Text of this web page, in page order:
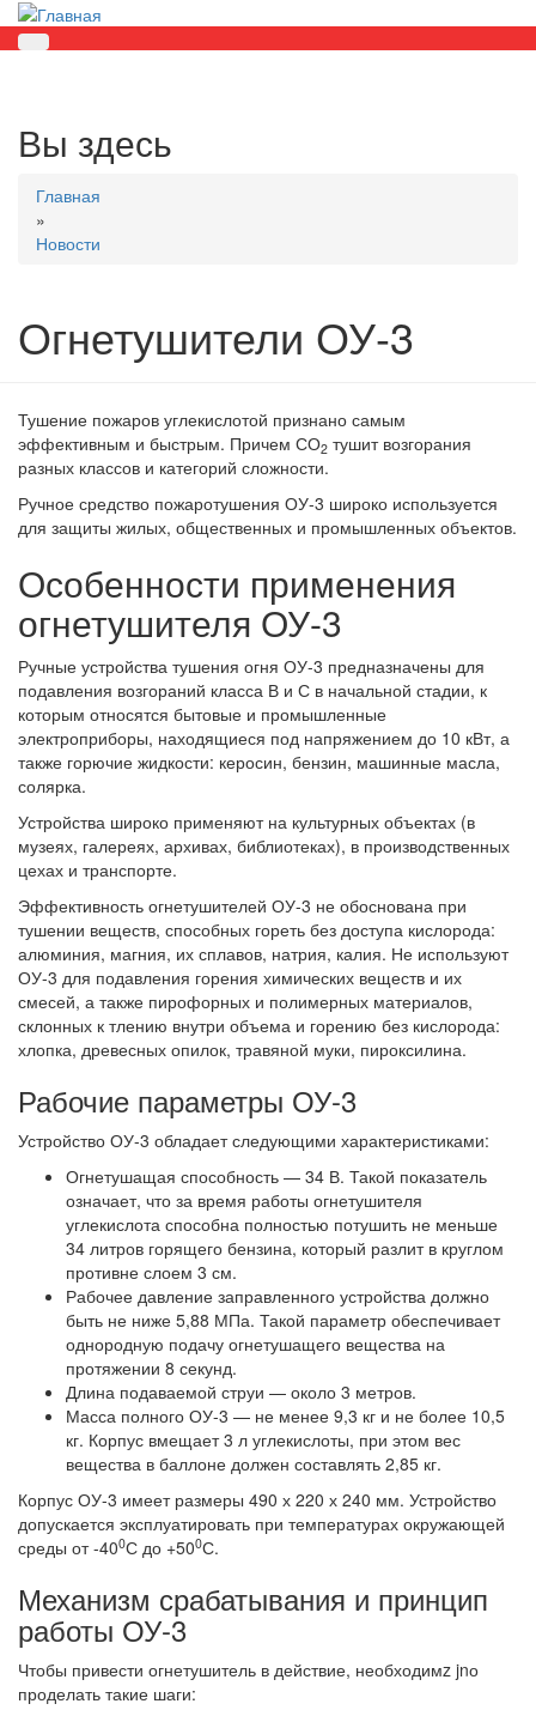
Вы здесь
Главная
»
Новости
Огнетушители ОУ-3
Тушение пожаров углекислотой признано самым
эффективным и быстрым. Причем СО2 тушит возгорания
разных классов и категорий сложности.
Ручное средство пожаротушения ОУ-3 широко используется
для защиты жилых, общественных и промышленных объектов.
Особенности применения
огнетушителя ОУ-3
Ручные устройства тушения огня ОУ-3 предназначены для
подавления возгораний класса В и С в начальной стадии, к
которым относятся бытовые и промышленные
электроприборы, находящиеся под напряжением до 10 кВт, а
также горючие жидкости: керосин, бензин, машинные масла,
солярка.
Устройства широко применяют на культурных объектах (в
музеях, галереях, архивах, библиотеках), в производственных
цехах и транспорте.
Эффективность огнетушителей ОУ-3 не обоснована при
тушении веществ, способных гореть без доступа кислорода:
алюминия, магния, их сплавов, натрия, калия. Не используют
ОУ-3 для подавления горения химических веществ и их
смесей, а также пирофорных и полимерных материалов,
склонных к тлению внутри объема и горению без кислорода:
хлопка, древесных опилок, травяной муки, пироксилина.
Рабочие параметры ОУ-3
Устройство ОУ-3 обладает следующими характеристиками:
Огнетушащая способность — 34 В. Такой показатель
означает, что за время работы огнетушителя
углекислота способна полностью потушить не меньше
34 литров горящего бензина, который разлит в круглом
противне слоем 3 см.
Рабочее давление заправленного устройства должно
быть не ниже 5,88 МПа. Такой параметр обеспечивает
однородную подачу огнетушащего вещества на
протяжении 8 секунд.
Длина подаваемой струи — около 3 метров.
Масса полного ОУ-3 — не менее 9,3 кг и не более 10,5
кг. Корпус вмещает 3 л углекислоты, при этом вес
вещества в баллоне должен составлять 2,85 кг.
Корпус ОУ-3 имеет размеры 490 х 220 х 240 мм. Устройство
допускается эксплуатировать при температурах окружающей
среды от -400С до +500С.
Механизм срабатывания и принцип
работы ОУ-3
Чтобы привести огнетушитель в действие, необходимz jnо
проделать такие шаги: